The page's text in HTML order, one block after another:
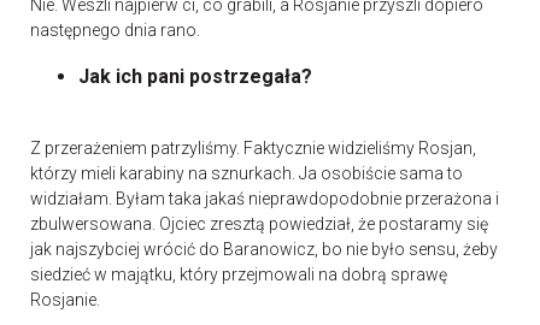
Nie. Weszli najpierw ci, co grabili, a Rosjanie przyszli dopiero
następnego dnia rano.
Jak ich pani postrzegała?
Z przerażeniem patrzyliśmy. Faktycznie widzieliśmy Rosjan,
którzy mieli karabiny na sznurkach. Ja osobiście sama to
widziałam. Byłam taka jakaś nieprawdopodobnie przerażona i
zbulwersowana. Ojciec zresztą powiedział, że postaramy się
jak najszybciej wrócić do Baranowicz, bo nie było sensu, żeby
siedzieć w majątku, który przejmowali na dobrą sprawę
Rosjanie.